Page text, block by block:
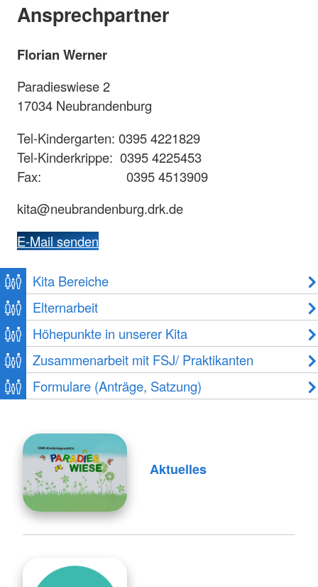
Ansprechpartner
Florian Werner
Paradieswiese 2
17034 Neubrandenburg
Tel-Kindergarten: 0395 4221829
Tel-Kinderkrippe: 0395 4225453
Fax: 0395 4513909
kita@neubrandenburg.drk.de
E-Mail senden
Kita Bereiche
Elternarbeit
Höhepunkte in unserer Kita
Zusammenarbeit mit FSJ/ Praktikanten
Formulare (Anträge, Satzung)
Aktuelles